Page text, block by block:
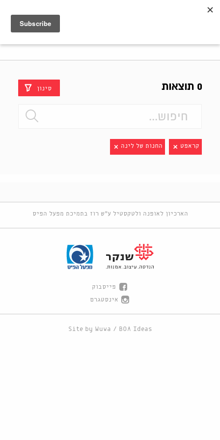
0 תוצאות סינון
קראפט החנות של לינה
הארכיון לאופנה ולטקסטיל ע"ש רוז בתמיכת מפעל הפיס
פייסבוק
אינסטגרם
Site by Wuwa / BOA Ideas